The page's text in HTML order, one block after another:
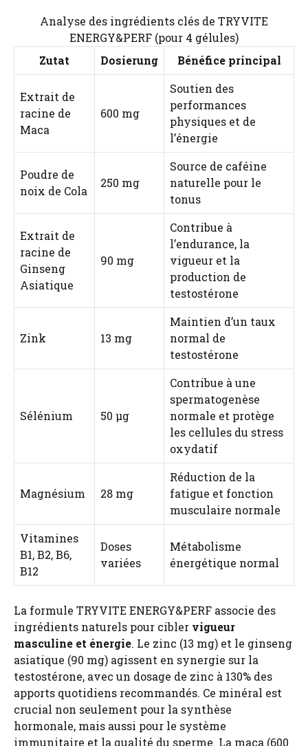
Analyse des ingrédients clés de TRYVITE
ENERGY&PERF (pour 4 gélules)
Zutat
Dosierung Bénéfice principal
Extrait de
racine de
Maca
600 mg
Soutien des
performances
physiques et de
l’énergie
Poudre de
noix de Cola
250 mg
Source de caféine
naturelle pour le
tonus
Extrait de
racine de
Ginseng
Asiatique
90 mg
Contribue à
l’endurance, la
vigueur et la
production de
testostérone
Zink 13 mg
Maintien d’un taux
normal de
testostérone
Sélénium 50 µg
Contribue à une
spermatogenèse
normale et protège
les cellules du stress
oxydatif
Magnésium 28 mg
Réduction de la
fatigue et fonction
musculaire normale
Vitamines
B1, B2, B6,
B12
Doses
variées
Métabolisme
énergétique normal
La formule TRYVITE ENERGY&PERF associe des
ingrédients naturels pour cibler vigueur
masculine et énergie. Le zinc (13 mg) et le ginseng
asiatique (90 mg) agissent en synergie sur la
testostérone, avec un dosage de zinc à 130% des
apports quotidiens recommandés. Ce minéral est
crucial non seulement pour la synthèse
hormonale, mais aussi pour le système
immunitaire et la qualité du sperme. La maca (600